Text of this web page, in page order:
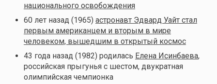
национального освобождения
60 лет назад (1965) астронавт Эдвард Уайт стал
первым американцем и вторым в мире
человеком, вышедшим в открытый космос
43 года назад (1982) родилась Елена Исинбаева,
российская прыгунья с шестом, двукратная
олимпийская чемпионка